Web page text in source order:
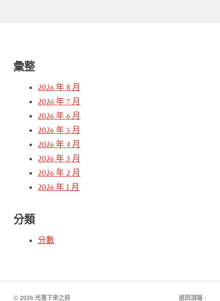
彙整
2026 年 8 月
2026 年 7 月
2026 年 6 月
2026 年 5 月
2026 年 4 月
2026 年 3 月
2026 年 2 月
2026 年 1 月
分類
分數
© 2026光落下來之前 返回頂端 ↑